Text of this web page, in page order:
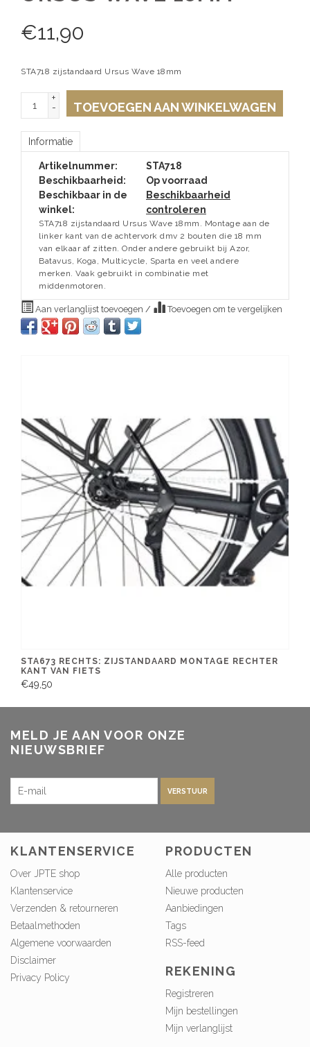
€11,90
STA718 zijstandaard Ursus Wave 18mm
+
-
TOEVOEGEN AAN WINKELWAGEN
Informatie
Artikelnummer:
STA718
Beschikbaarheid:
Op voorraad
Beschikbaar in de
winkel:
Beschikbaarheid
controleren
STA718 zijstandaard Ursus Wave 18mm. Montage aan de
linker kant van de achtervork dmv 2 bouten die 18 mm
van elkaar af zitten. Onder andere gebruikt bij Azor,
Batavus, Koga, Multicycle, Sparta en veel andere
merken. Vaak gebruikt in combinatie met
middenmotoren.
Aan verlanglijst toevoegen / Toevoegen om te vergelijken
STA673 RECHTS: ZIJSTANDAARD MONTAGE RECHTER
KANT VAN FIETS
€49,50
MELD JE AAN VOOR ONZE
NIEUWSBRIEF
VERSTUUR
KLANTENSERVICE
Over JPTE shop
Klantenservice
Verzenden & retourneren
Betaalmethoden
Algemene voorwaarden
Disclaimer
Privacy Policy
PRODUCTEN
Alle producten
Nieuwe producten
Aanbiedingen
Tags
RSS-feed
REKENING
Registreren
Mijn bestellingen
Mijn verlanglijst